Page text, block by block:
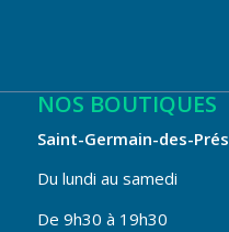
NOS BOUTIQUES
Saint-Germain-des-Prés
Du lundi au samedi
De 9h30 à 19h30